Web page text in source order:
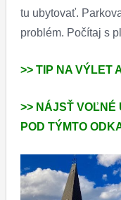
tu ubytovať.
problém. Počítaj s
>> TIP NA VÝLET
>> NÁJSŤ VOĽNÉ
POD TÝMTO